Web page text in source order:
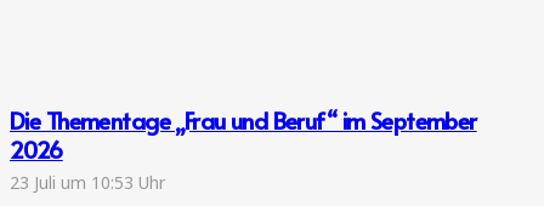
Die Thementage „Frau und Beruf“ im September
2026
23 Juli um 10:53 Uhr